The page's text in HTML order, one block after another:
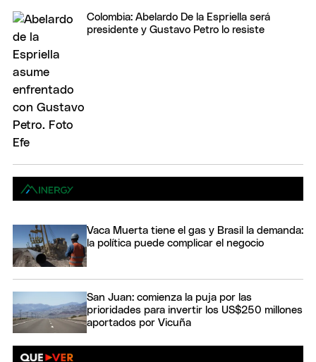
Colombia: Abelardo De la Espriella será
presidente y Gustavo Petro lo resiste
Vaca Muerta tiene el gas y Brasil la demanda:
la política puede complicar el negocio
San Juan: comienza la puja por las
prioridades para invertir los US$250 millones
aportados por Vicuña